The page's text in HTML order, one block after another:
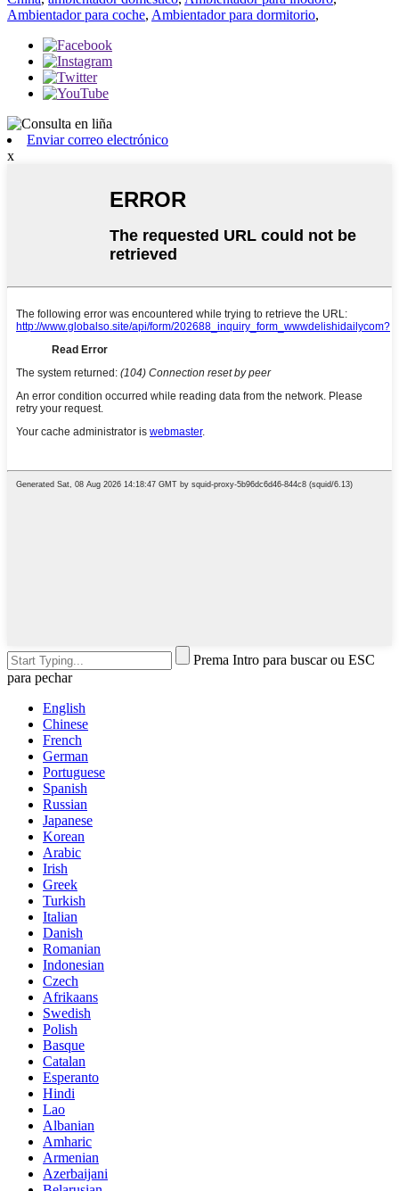
Ambientador para coche, Ambientador para dormitorio,
Enviar correo electrónico
x
Prema Intro para buscar ou ESC
para pechar
English
Chinese
French
German
Portuguese
Spanish
Russian
Japanese
Korean
Arabic
Irish
Greek
Turkish
Italian
Danish
Romanian
Indonesian
Czech
Afrikaans
Swedish
Polish
Basque
Catalan
Esperanto
Hindi
Lao
Albanian
Amharic
Armenian
Azerbaijani